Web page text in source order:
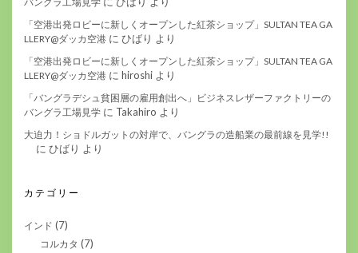
「空港出発ロビーに新しくオープンした紅茶ショップ」SULTAN TEA GA
LLERY@ダッカ空港 に ひばり より
「空港出発ロビーに新しくオープンした紅茶ショップ」SULTAN TEA GA
LLERY@ダッカ空港 に hiroshi より
「バングラデシュ貧困層の雇用創出へ」ビジネスレザーファクトリーの
バングラ工場見学 に Takahiro より
大迫力！ショドルガットの対岸で、バングラの造船業の最前線を見学!!
に ひばり より
カテゴリー
インド (7)
コルカタ (7)